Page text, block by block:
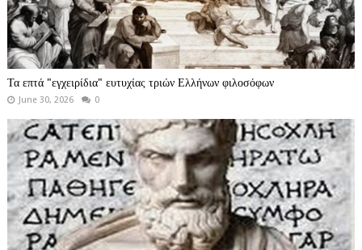
Τα επτά "εγχειρίδια" ευτυχίας τριών Ελλήνων φιλοσόφων
June 30, 2026 0